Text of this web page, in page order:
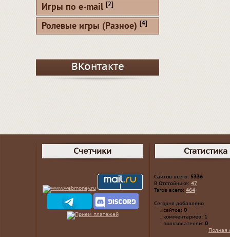
Игры по e-mail [2]
Ролевые игры (Разное) [4]
ВКонтакте
Счетчики Статистика
Сайтов всего: 5336
В Отстойнике: 47
Тэгов всего: 464
Сегодня добавлено
...сайтов: 0
...комментариев: 1
...пользователей: 0
Полная